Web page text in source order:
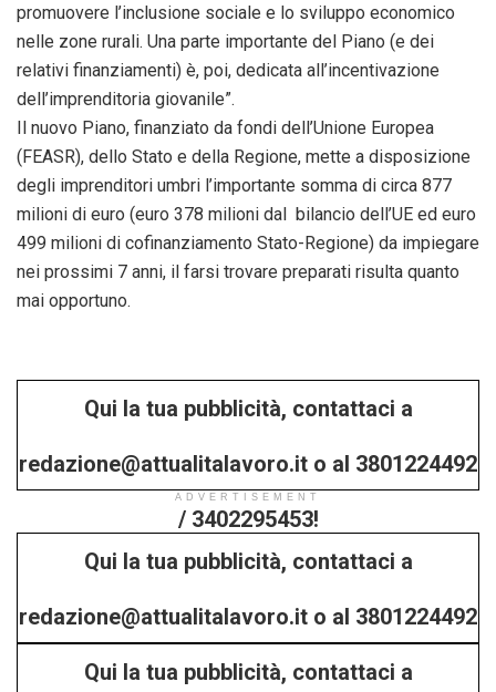
promuovere l’inclusione sociale e lo sviluppo economico
nelle zone rurali. Una parte importante del Piano (e dei
relativi finanziamenti) è, poi, dedicata all’incentivazione
dell’imprenditoria giovanile”.
Il nuovo Piano, finanziato da fondi dell’Unione Europea
(FEASR), dello Stato e della Regione, mette a disposizione
degli imprenditori umbri l’importante somma di circa 877
milioni di euro (euro 378 milioni dal bilancio dell’UE ed euro
499 milioni di cofinanziamento Stato-Regione) da impiegare
nei prossimi 7 anni, il farsi trovare preparati risulta quanto
mai opportuno.
Qui la tua pubblicità, contattaci a
redazione@attualitalavoro.it o al 3801224492
/ 3402295453!
ADVERTISEMENT
Qui la tua pubblicità, contattaci a
redazione@attualitalavoro.it o al 3801224492
/ 3402295453!
Qui la tua pubblicità, contattaci a